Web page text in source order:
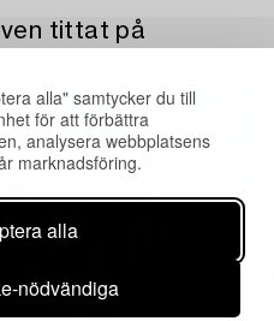
alla" samtycker du till
för att förbättra
analysera webbplatsens
marknadsföring.
alla
nödvändiga
tittat på